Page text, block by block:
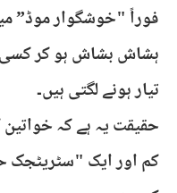
فوراً "خوشگوار موڈ”
ہشاش بشاش ہو کر کسی
تیار ہونے لگتی ہیں۔
حقیقت یہ ہے کہ
کم اور ایک "سٹریٹجک